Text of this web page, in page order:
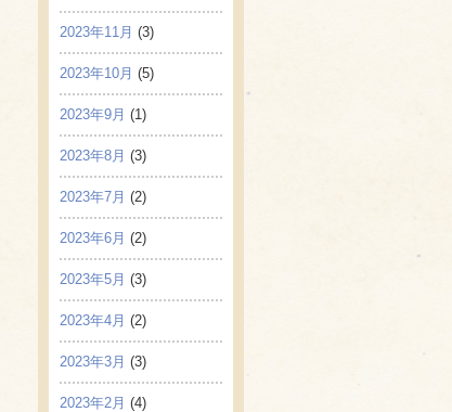
2023年11月 (3)
2023年10月 (5)
2023年9月 (1)
2023年8月 (3)
2023年7月 (2)
2023年6月 (2)
2023年5月 (3)
2023年4月 (2)
2023年3月 (3)
2023年2月 (4)